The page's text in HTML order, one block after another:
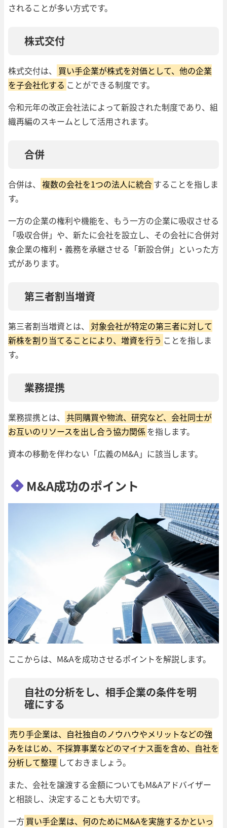
されることが多い方式です。
株式交付
株式交付は、
買い手企業が株式を対価として、他の企業
を子会社化する ことができる制度です。
令和元年の改正会社法によって新設された制度であり、組
織再編のスキームとして活用されます。
合併
合併は、 複数の会社を1つの法人に統合することを指しま
す。
一方の企業の権利や機能を、もう一方の企業に吸収させる
「吸収合併」や、新たに会社を設立し、その会社に合併対
象企業の権利・義務を承継させる「新設合併」といった方
式があります。
第三者割当増資
第三者割当増資とは、
対象会社が特定の第三者に対して
新株を割り当てることにより、増資を行う ことを指しま
す。
業務提携
業務提携とは、
共同購買や物流、研究など、会社同士が
お互いのリソースを出し合う協力関係を指します。
資本の移動を伴わない「広義のM&A」に該当します。
M&A成功のポイント
ここからは、M&Aを成功させるポイントを解説します。
自社の分析をし、相手企業の条件を明
確にする
売り手企業は、自社独自のノウハウやメリットなどの強
みをはじめ、不採算事業などのマイナス面を含め、自社を
分析して整理 しておきましょう。
また、会社を譲渡する金額についてもM&Aアドバイザー
と相談し、決定することも大切です。
一方 買い手企業は、何のためにM&Aを実施するかといっ